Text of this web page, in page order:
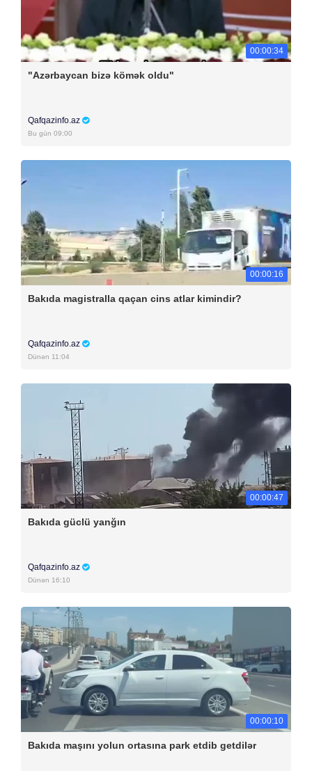
00:00:34
"Azərbaycan bizə kömək oldu"
Qafqazinfo.az
Bu gün 09:00
00:00:16
Bakıda magistralla qaçan cins atlar kimindir?
Qafqazinfo.az
Dünən 11:04
00:00:47
Bakıda güclü yanğın
Qafqazinfo.az
Dünən 16:10
00:00:10
Bakıda maşını yolun ortasına park etdib getdilər